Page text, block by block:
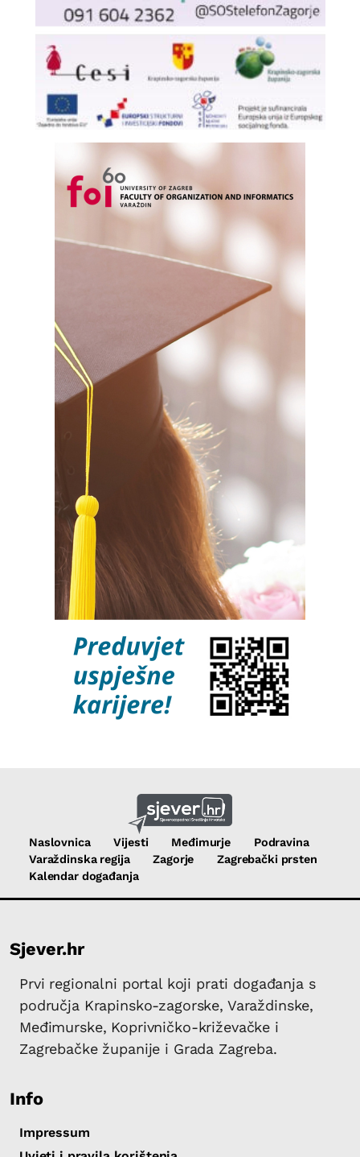
Naslovnica Vijesti Međimurje
Podravina
Varaždinska regija
Zagorje
Zagrebački prsten
Kalendar događanja
Sjever.hr
Prvi regionalni portal koji prati događanja s
područja Krapinsko-zagorske, Varaždinske,
Međimurske, Koprivničko-križevačke i
Zagrebačke županije i Grada Zagreba.
Info
Impressum